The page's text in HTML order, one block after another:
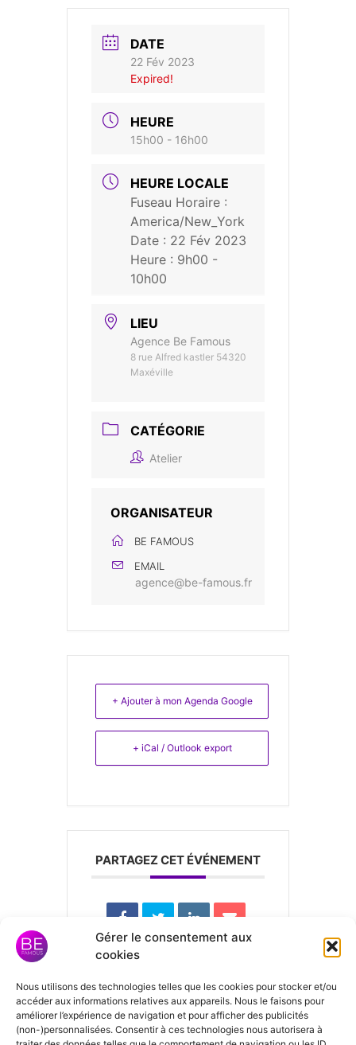
Gérer le consentement aux
cookies
Nous utilisons des technologies telles que les cookies pour stocker et/ou
accéder aux informations relatives aux appareils. Nous le faisons pour
améliorer l’expérience de navigation et pour afficher des publicités
(non-)personnalisées. Consentir à ces technologies nous autorisera à
DATE
22 Fév 2023
Expired!
HEURE
15h00 - 16h00
HEURE LOCALE
Fuseau Horaire :
America/New_York
Date : 22 Fév 2023
Heure : 9h00 -
10h00
LIEU
Agence Be Famous
8 rue Alfred kastler 54320
Maxéville
CATÉGORIE
Atelier
ORGANISATEUR
BE FAMOUS
EMAIL
agence@be-famous.fr
+ Ajouter à mon Agenda Google
+ iCal / Outlook export
PARTAGEZ CET ÉVÉNEMENT
Laisser un
commentaire